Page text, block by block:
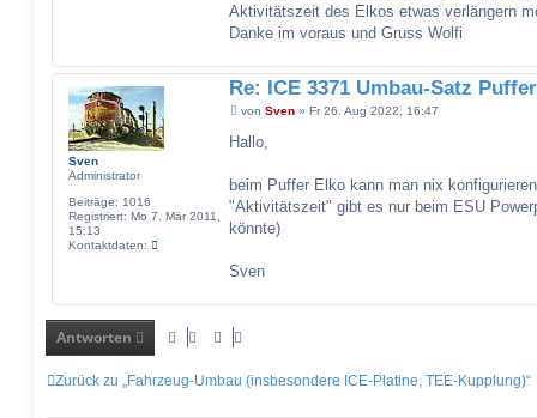
Aktivitätszeit des Elkos etwas verlängern
Danke im voraus und Gruss Wolfi
Sven
Administrator
Beiträge: 1016
Registriert: Mo 7. Mär 2011,
15:13
Kontaktdaten:
e
Re: ICE 3371 Umbau-Satz
B
i
a
vonSven »Fr 26. Aug 2022, 16:47
Hallo,
beim Puffer Elko kann man nix
"Aktivitätszeit" gibt es nur beim ESU
könnte)
Sven
Antworten
Zurück zu „Fahrzeug-Umbau (insbesondere ICE-Platine, TEE-Kupplung)“